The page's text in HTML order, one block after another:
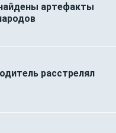
артефакты
расстрелял